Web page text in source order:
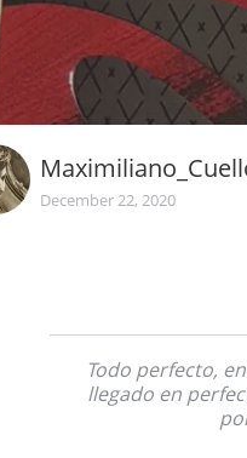
December 22, 2020
Todo perfecto,
llegado en